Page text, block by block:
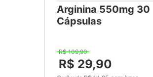
Arginina 550mg 30
Cápsulas
R$ 109,90
R$ 29,90